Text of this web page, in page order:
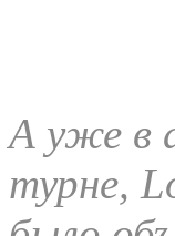
А уже в
турне,